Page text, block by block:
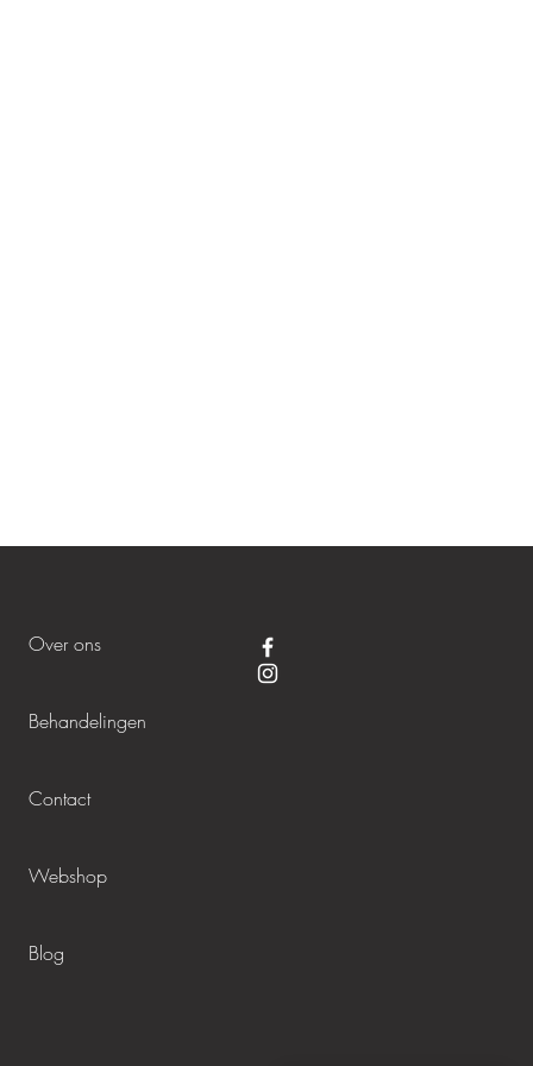
Over ons
Behandelingen
Contact
Webshop
Blog